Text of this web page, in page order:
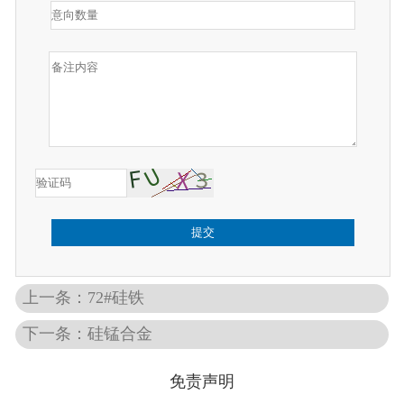
提交
上一条：72#硅铁
下一条：硅锰合金
免责声明